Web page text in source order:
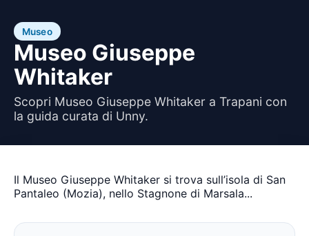
Museo
Museo Giuseppe
Whitaker
Scopri Museo Giuseppe Whitaker a Trapani con
la guida curata di Unny.
Il Museo Giuseppe Whitaker si trova sull’isola di San
Pantaleo (Mozia), nello Stagnone di Marsala...